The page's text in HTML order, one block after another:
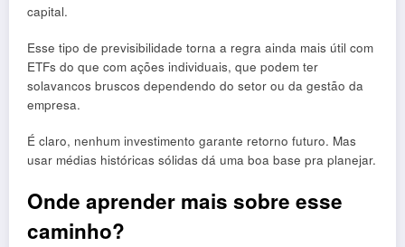
capital.
Esse tipo de previsibilidade torna a regra ainda mais útil com
ETFs do que com ações individuais, que podem ter
solavancos bruscos dependendo do setor ou da gestão da
empresa.
É claro, nenhum investimento garante retorno futuro. Mas
usar médias históricas sólidas dá uma boa base pra planejar.
Onde aprender mais sobre esse
caminho?